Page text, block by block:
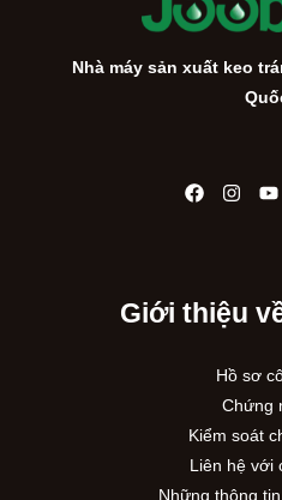
Nhà máy sản xuất keo
Giới thiệu
Hồ sơ
Chứng
Kiểm soát
Liên hệ với
Những thông